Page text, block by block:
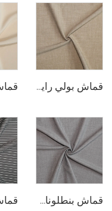
قماش بولي رايون مطاطي للبناطلين
قماش بنطلونات TR قابل للتمدد بأربعة اتجاهات